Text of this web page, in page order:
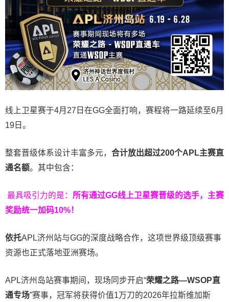
线上卫星赛于4月27日在GG全面打响，赛程将一路延续至6月
19日。
整套晋级体系设计丰富多元， 合计放出超过200个APL主赛直
通名额。其中包含：
最具吸引力的是： 所有通过GG线上卫星赛晋级的选手，主赛
奖励统一加码10%！
依托APL济州站与GG的深度战略合作，这项世界级顶级赛事
资源也正式落地亚洲赛场。
APL济州岛站赛事期间，现场同步开启“荣耀之路—WSOP直
通专场”赛事，冠军将获得价值1万刀的2026年拉斯维加斯